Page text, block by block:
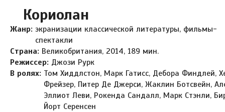
Кориолан
Жанр: экранизации классической литературы, фильмы-
спектакли
Страна: Великобритания, 2014, 189 мин.
Режиссер: Джози Рурк
В ролях: Том Хиддлстон, Марк Гатисс, Дебора Финдлей,
Фрейзер, Питер Де Джерси, Жаклин Ботсвейн,
Эллиот Леви, Рокенда Сандалл, Марк Стэнли,
Йорт Серенсен